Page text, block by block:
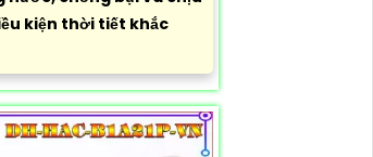
kiện thời tiết khắc